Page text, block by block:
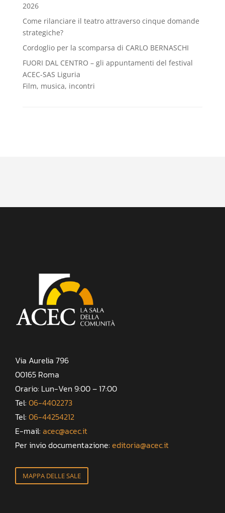
2026
Come rilanciare il teatro attraverso cinque domande
strategiche?
Cordoglio per la scomparsa di CARLO BERNASCHI
FUORI DAL CENTRO – gli appuntamenti del festival
ACEC-SAS Liguria
Film, musica, incontri
Via Aurelia 796
00165 Roma
Orario: Lun-Ven 9:00 – 17:00
Tel: 06-4402273
Tel: 06-44254212
E-mail: acec@acec.it
Per invio documentazione: editoria@acec.it
MAPPA DELLE SALE